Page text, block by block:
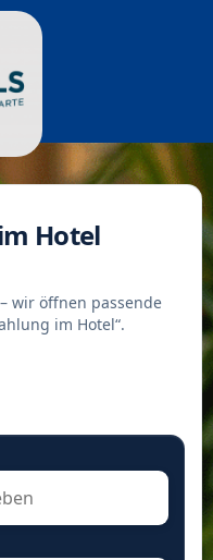
Hotel
wir öffnen passende
im Hotel“.